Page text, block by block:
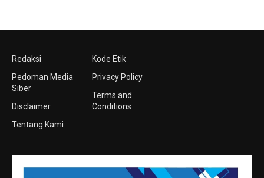
Redaksi
Pedoman Media
Siber
Disclaimer
Tentang Kami
Kode Etik
Privacy Policy
Terms and
Conditions